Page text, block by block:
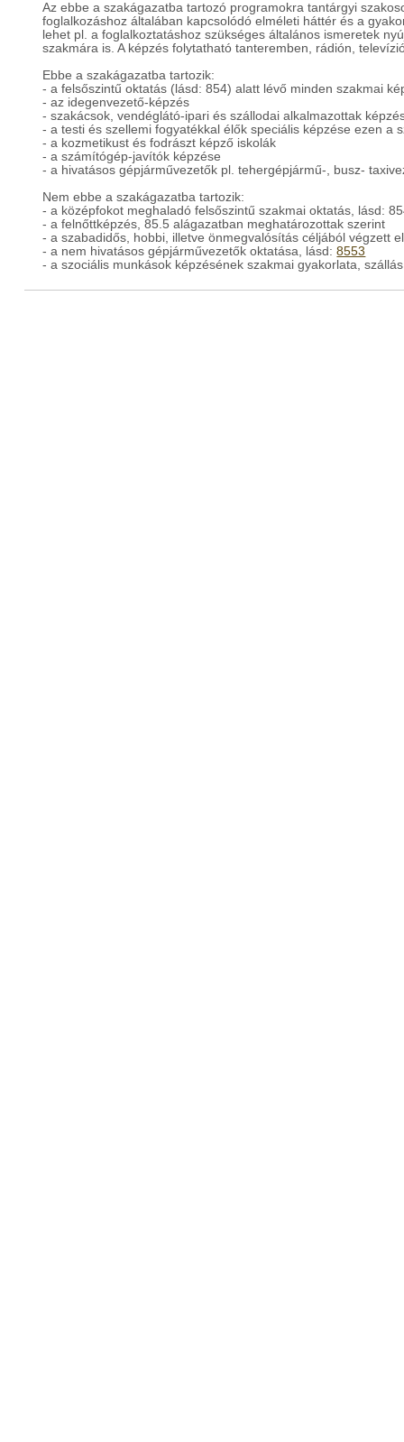
Az ebbe a szakágazatba tartozó programokra tantárgyi
foglalkozáshoz általában kapcsolódó elméleti háttér és a
lehet pl. a foglalkoztatáshoz szükséges általános ismeretek
szakmára is. A képzés folytatható tanteremben, rádión,
Ebbe a szakágazatba tartozik:
- a felsőszintű oktatás (lásd: 854) alatt lévő minden szakmai
- az idegenvezető-képzés
- szakácsok, vendéglátó-ipari és szállodai alkalmazottak
- a testi és szellemi fogyatékkal élők speciális képzése ezen a
- a kozmetikust és fodrászt képző iskolák
- a számítógép-javítók képzése
- a hivatásos gépjárművezetők pl. tehergépjármű-, busz-
Nem ebbe a szakágazatba tartozik:
- a középfokot meghaladó felsőszintű szakmai oktatás, lásd:
- a felnőttképzés, 85.5 alágazatban meghatározottak szerint
- a szabadidős, hobbi, illetve önmegvalósítás céljából végzett
- a nem hivatásos gépjárművezetők oktatása, lásd:8553
- a szociális munkások képzésének szakmai gyakorlata,